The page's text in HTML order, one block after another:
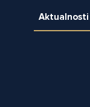
Aktualnosti